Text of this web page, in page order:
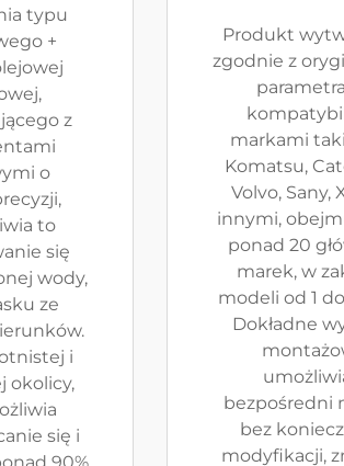
typu
+
z
o
to
się
wody,
ze
i
okolicy,
się i
Produkt
zgodnie z
markami
Komatsu,
Volvo, Sany,
innymi,
ponad 20
marek, w
modeli od 1
Dokładne
bezpośredni
bez
modyfikacji,